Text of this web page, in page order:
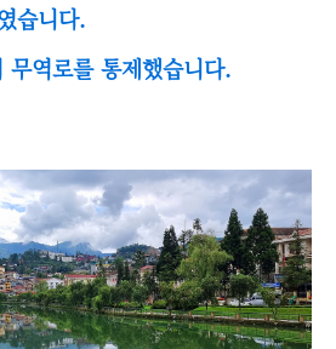
습니다.
역로를 통제했습니다.